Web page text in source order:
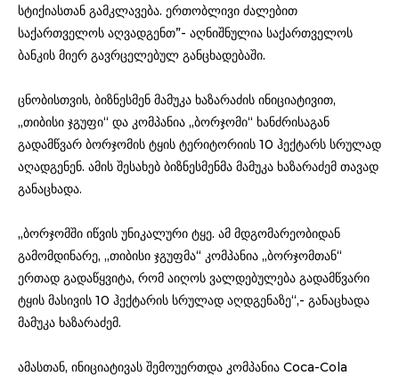
სტიქიასთან გამკლავება. ერთობლივი ძალებით
საქართველოს აღვადგენთ”- აღნიშნულია საქართველოს
ბანკის მიერ გავრცელებულ განცხადებაში.
ცნობისთვის, ბიზნესმენ მამუკა ხაზარაძის ინიციატივით,
„თიბისი ჯგუფი“ და კომპანია „ბორჯომი“ ხანძრისაგან
გადამწვარ ბორჯომის ტყის ტერიტორიის 10 ჰექტარს სრულად
აღადგენენ. ამის შესახებ ბიზნესმენმა მამუკა ხაზარაძემ თავად
განაცხადა.
„ბორჯომში იწვის უნიკალური ტყე. ამ მდგომარეობიდან
გამომდინარე, „თიბისი ჯგუფმა“ კომპანია „ბორჯომთან“
ერთად გადაწყვიტა, რომ აიღოს ვალდებულება გადამწვარი
ტყის მასივის 10 ჰექტარის სრულად აღდგენაზე“,- განაცხადა
მამუკა ხაზარაძემ.
ამასთან, ინიციატივას შემოუერთდა კომპანია Coca-Cola